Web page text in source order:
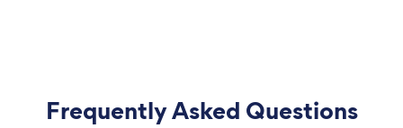
Frequently Asked Questions